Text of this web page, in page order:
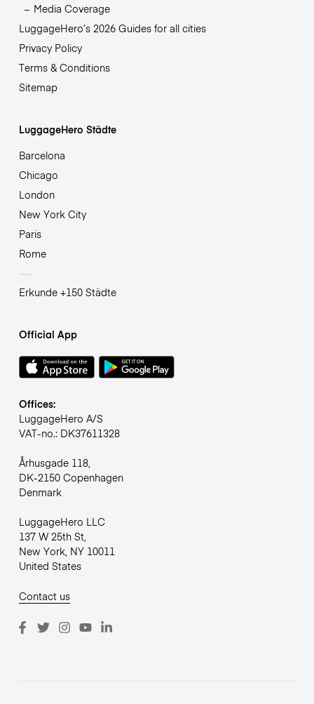
Media Coverage
LuggageHero’s 2026 Guides for all cities
Privacy Policy
Terms & Conditions
Sitemap
LuggageHero Städte
Barcelona
Chicago
London
New York City
Paris
Rome
Erkunde +150 Städte
Official App
Offices:
LuggageHero A/S
VAT-no.: DK37611328
Århusgade 118,
DK-2150 Copenhagen
Denmark
LuggageHero LLC
137 W 25th St,
New York, NY 10011
United States
Contact us